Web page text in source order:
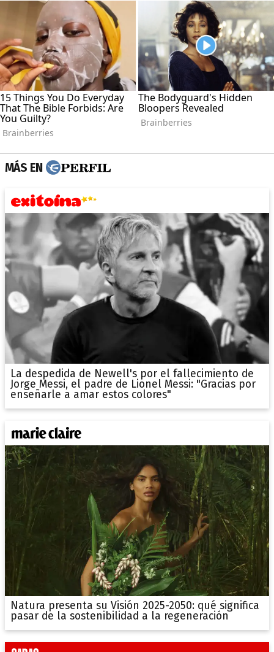
MÁS EN
La despedida de Newell's por el fallecimiento de
Jorge Messi, el padre de Lionel Messi: "Gracias por
enseñarle a amar estos colores"
Natura presenta su Visión 2025-2050: qué significa
pasar de la sostenibilidad a la regeneración